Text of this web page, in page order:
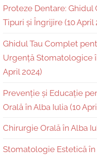
Proteze Dentare:
Tipuri și Îngrijire (10 April
Ghidul Tau Complet
Urgență Stomatologice
April 2024)
Prevenție și Educație
Orală în Alba Iulia (10
Chirurgie Orală în Alba
Stomatologie Estetică în